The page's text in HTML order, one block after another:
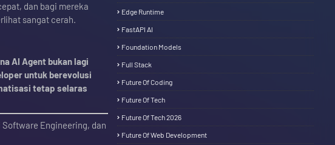
dan bagi mereka
sangat cerah.
AI Agent bukan lagi
untuk berevolusi
tetap selaras
Software Engineering, dan
Edge Runtime
FastAPI AI
Foundation Models
Full Stack
Future Of Coding
Future Of Tech
Future Of Tech 2026
Future Of Web Development